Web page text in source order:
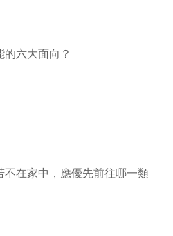
六大面向？
不在家中，應優先前往哪一類